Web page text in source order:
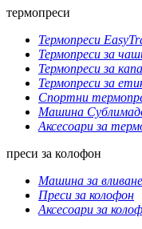
термопреси
Термопреси
Термопреси за
Термопреси за
Термопреси за
Спортни
Машина
Аксесоари за
преси за колофон
Машина за
Преси за колофон
Аксесоари за